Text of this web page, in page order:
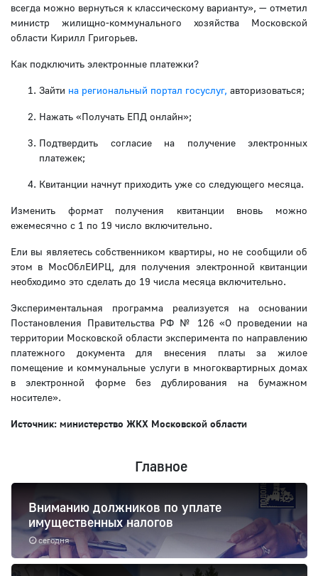
всегда можно вернуться к классическому варианту», — отметил
министр жилищно-коммунального хозяйства Московской
области Кирилл Григорьев.
Как подключить электронные платежки?
Зайти на региональный портал госуслуг, авторизоваться;
Нажать «Получать ЕПД онлайн»;
Подтвердить согласие на получение электронных
платежек;
Квитанции начнут приходить уже со следующего месяца.
Изменить формат получения квитанции вновь можно
ежемесячно с 1 по 19 число включительно.
Ели вы являетесь собственником квартиры, но не сообщили об
этом в МосОблЕИРЦ, для получения электронной квитанции
необходимо это сделать до 19 числа месяца включительно.
Экспериментальная программа реализуется на основании
Постановления Правительства РФ № 126 «О проведении на
территории Московской области эксперимента по направлению
платежного документа для внесения платы за жилое
помещение и коммунальные услуги в многоквартирных домах
в электронной форме без дублирования на бумажном
носителе».
Источник: министерство ЖКХ Московской области
Главное
сегодня
Вниманию должников по уплате
имущественных налогов